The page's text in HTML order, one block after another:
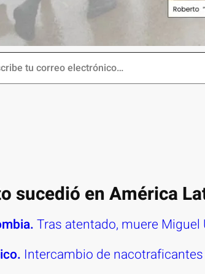
sucedió en América
Tras atentado, muere Miguel
Intercambio de